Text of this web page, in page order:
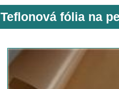
Teflonová fólia na